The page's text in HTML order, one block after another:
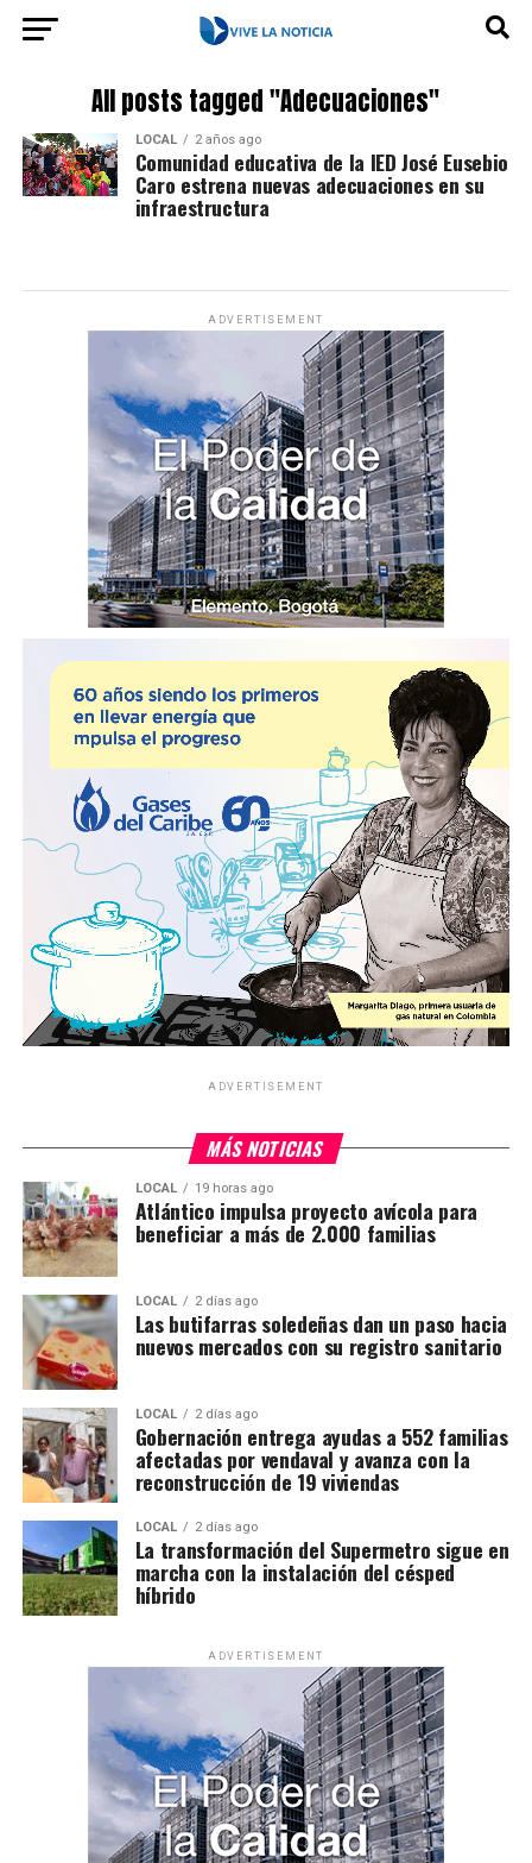
All posts tagged "Adecuaciones"
LOCAL 2 años ago
Comunidad educativa de la IED José Eusebio
Caro estrena nuevas adecuaciones en su
infraestructura
ADVERTISEMENT
ADVERTISEMENT
MÁS NOTICIAS
LOCAL 19 horas ago
Atlántico impulsa proyecto avícola para
beneficiar a más de 2.000 familias
LOCAL 2 días ago
Las butifarras soledeñas dan un paso hacia
nuevos mercados con su registro sanitario
LOCAL 2 días ago
Gobernación entrega ayudas a 552 familias
afectadas por vendaval y avanza con la
reconstrucción de 19 viviendas
LOCAL 2 días ago
La transformación del Supermetro sigue en
marcha con la instalación del césped
híbrido
ADVERTISEMENT